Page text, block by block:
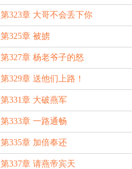
第323章 大哥不会丢下你
第325章 被掳
第327章 杨老爷子的怒
第329章 送他们上路！
第331章 大破燕军
第333章 一路通畅
第335章 加倍奉还
第337章 请燕帝宾天